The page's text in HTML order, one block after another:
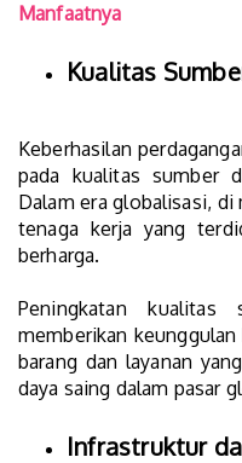
Manfaatnya
Kualitas
Keberhasilan
pada kualitas sumber
Dalam era globalisasi,
tenaga kerja yang
berharga.
Peningkatan kualitas
memberikan
barang dan layanan
daya saing dalam pasar
Infrastruktur